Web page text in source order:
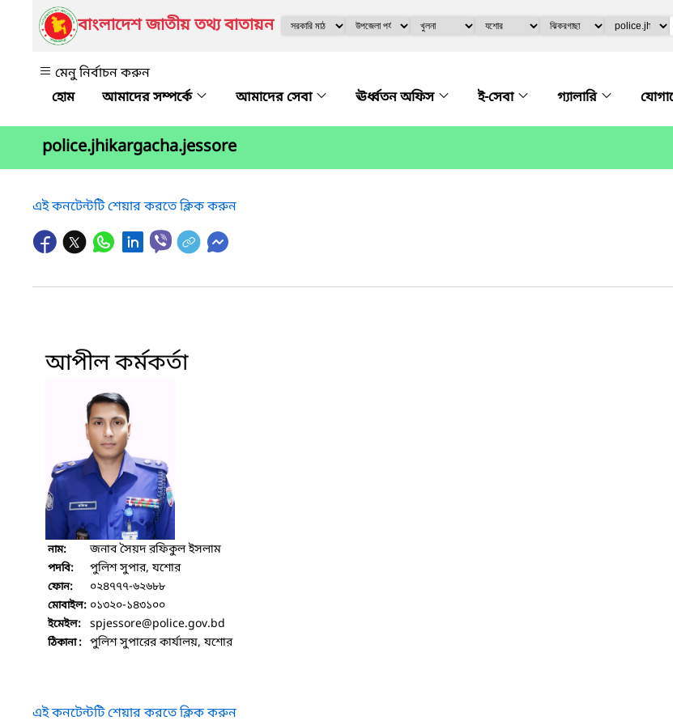
বাংলাদেশ জাতীয় তথ্য বাতায়ন
মেনু নির্বাচন করুন
আমাদের সম্পর্কে
আমাদের সেবা ঊর্ধ্বতন অফিস ই-সেবা গ্যালারি
police.jhikargacha.jessore
এই কনটেন্টটি শেয়ার করতে ক্লিক করুন
আপীল কর্মকর্তা
নাম: জনাব সৈয়দ রফিকুল ইসলাম
পদবি: পুলিশ সুপার, যশোর
ফোন: ০২৪৭৭৭-৬২৬৮৮
মোবাইল: ০১৩২০-১৪৩১০০
ইমেইল: spjessore@police.gov.bd
ঠিকানা : পুলিশ সুপারের কার্যালয়, যশোর
এই কনটেন্টটি শেয়ার করতে ক্লিক করুন